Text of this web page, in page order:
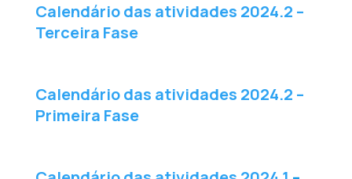
Calendário das atividades 2024.2 –
Terceira Fase
Calendário das atividades 2024.2 –
Primeira Fase